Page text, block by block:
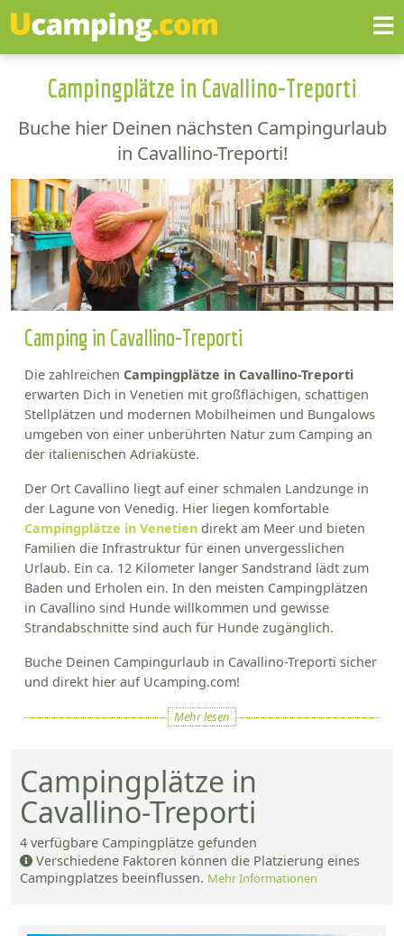
Campingplätze in Cavallino-Treporti
Buche hier Deinen nächsten Campingurlaub
in Cavallino-Treporti!
Camping in Cavallino-Treporti
Die zahlreichen Campingplätze in Cavallino-Treporti
erwarten Dich in Venetien mit großflächigen, schattigen
Stellplätzen und modernen Mobilheimen und Bungalows
umgeben von einer unberührten Natur zum Camping an
der italienischen Adriaküste.
Der Ort Cavallino liegt auf einer schmalen Landzunge in
der Lagune von Venedig. Hier liegen komfortable
Campingplätze in Venetien direkt am Meer und bieten
Familien die Infrastruktur für einen unvergesslichen
Urlaub. Ein ca. 12 Kilometer langer Sandstrand lädt zum
Baden und Erholen ein. In den meisten Campingplätzen
in Cavallino sind Hunde willkommen und gewisse
Strandabschnitte sind auch für Hunde zugänglich.
Buche Deinen Campingurlaub in Cavallino-Treporti sicher
und direkt hier auf Ucamping.com!
Mehr lesen
Campingplätze in
Cavallino-Treporti
4 verfügbare Campingplätze gefunden
Verschiedene Faktoren können die Platzierung eines
Campingplatzes beeinflussen. Mehr Informationen